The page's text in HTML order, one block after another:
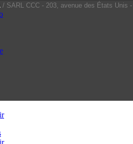
/ SARL CCC - 203, avenue des États Unis